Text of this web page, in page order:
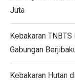
Juta
Kebakaran
Gabungan
Kebakaran Hutan